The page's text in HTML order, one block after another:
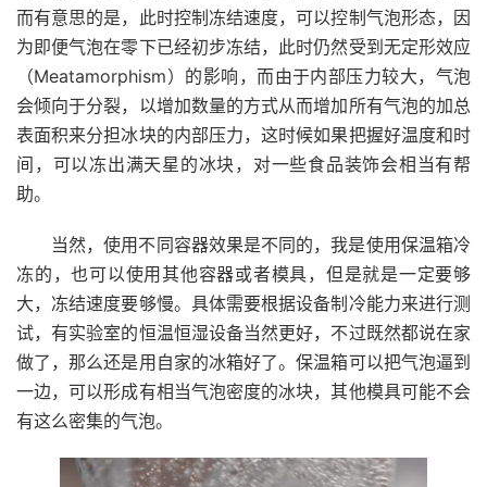
而有意思的是，此时控制冻结速度，可以控制气泡形态，因
为即便气泡在零下已经初步冻结，此时仍然受到无定形效应
（Meatamorphism）的影响，而由于内部压力较大，气泡
会倾向于分裂，以增加数量的方式从而增加所有气泡的加总
表面积来分担冰块的内部压力，这时候如果把握好温度和时
间，可以冻出满天星的冰块，对一些食品装饰会相当有帮
助。
当然，使用不同容器效果是不同的，我是使用保温箱冷
冻的，也可以使用其他容器或者模具，但是就是一定要够
大，冻结速度要够慢。具体需要根据设备制冷能力来进行测
试，有实验室的恒温恒湿设备当然更好，不过既然都说在家
做了，那么还是用自家的冰箱好了。保温箱可以把气泡逼到
一边，可以形成有相当气泡密度的冰块，其他模具可能不会
有这么密集的气泡。